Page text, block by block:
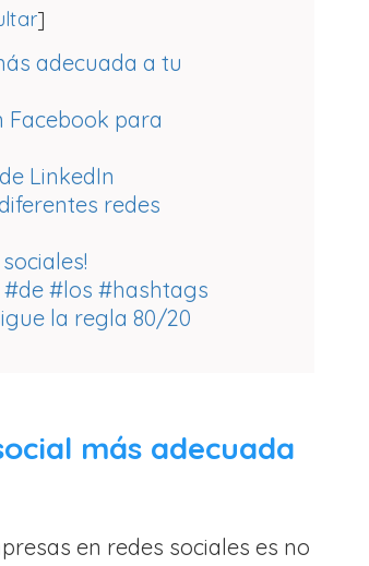
]
adecuada a tu
Facebook para
LinkedIn
redes
#los #hashtags
la regla 80/20
más adecuada
en redes sociales es no